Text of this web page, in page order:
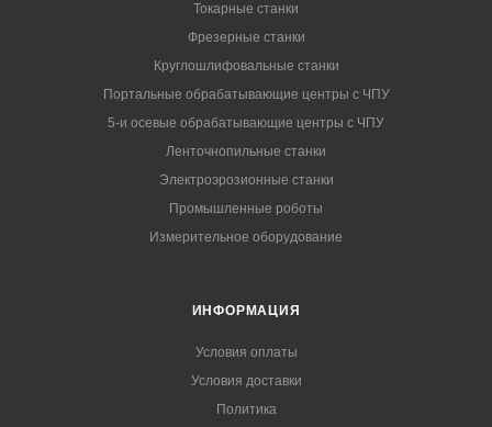
Токарные станки
Фрезерные станки
Круглошлифовальные станки
Портальные обрабатывающие центры с ЧПУ
5-и осевые обрабатывающие центры с ЧПУ
Ленточнопильные станки
Электроэрозионные станки
Промышленные роботы
Измерительное оборудование
ИНФОРМАЦИЯ
Условия оплаты
Условия доставки
Политика